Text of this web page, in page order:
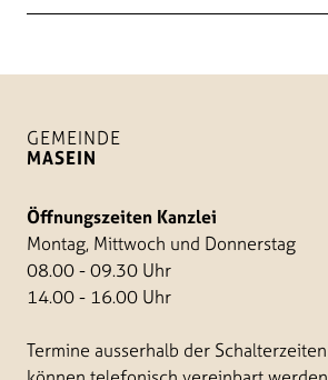
GEMEINDE
MASEIN
Öffnungszeiten Kanzlei
Montag, Mittwoch und Donnerstag
08.00 - 09.30 Uhr
14.00 - 16.00 Uhr
Termine ausserhalb der Schalterzeiten